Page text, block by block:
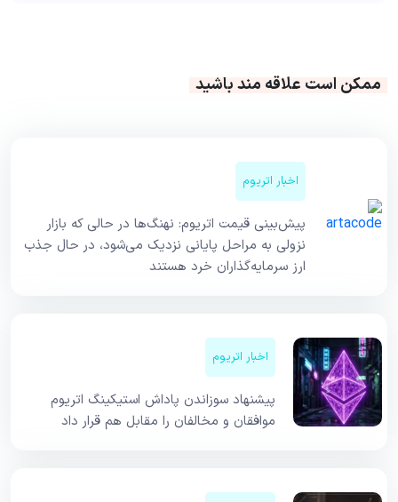
ممکن است علاقه مند باشید
اخبار اتریوم
پیش‌بینی قیمت اتریوم: نهنگ‌ها در حالی که بازار
نزولی به مراحل پایانی نزدیک می‌شود، در حال جذب
ارز سرمایه‌گذاران خرد هستند
اخبار اتریوم
پیشنهاد سوزاندن پاداش استیکینگ اتریوم
موافقان و مخالفان را مقابل هم قرار داد